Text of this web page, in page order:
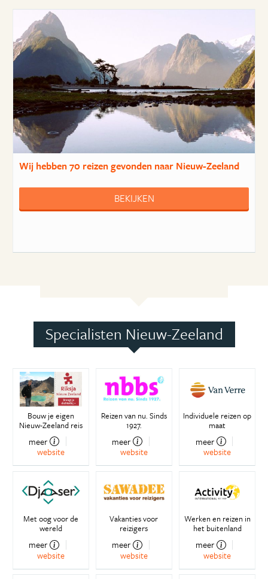
Wij hebben70 reizengevonden naar Nieuw-Zeeland
BEKIJKEN
Specialisten Nieuw-Zeeland
Bouw je eigen
Nieuw-Zeeland reis
meer
website
Reizen van nu. Sinds
1927.
meer
website
Individuele reizen op
maat
meer
website
Met oog voor de
wereld
meer
website
Vakanties voor
reizigers
meer
website
Werken en reizen in
het buitenland
meer
website